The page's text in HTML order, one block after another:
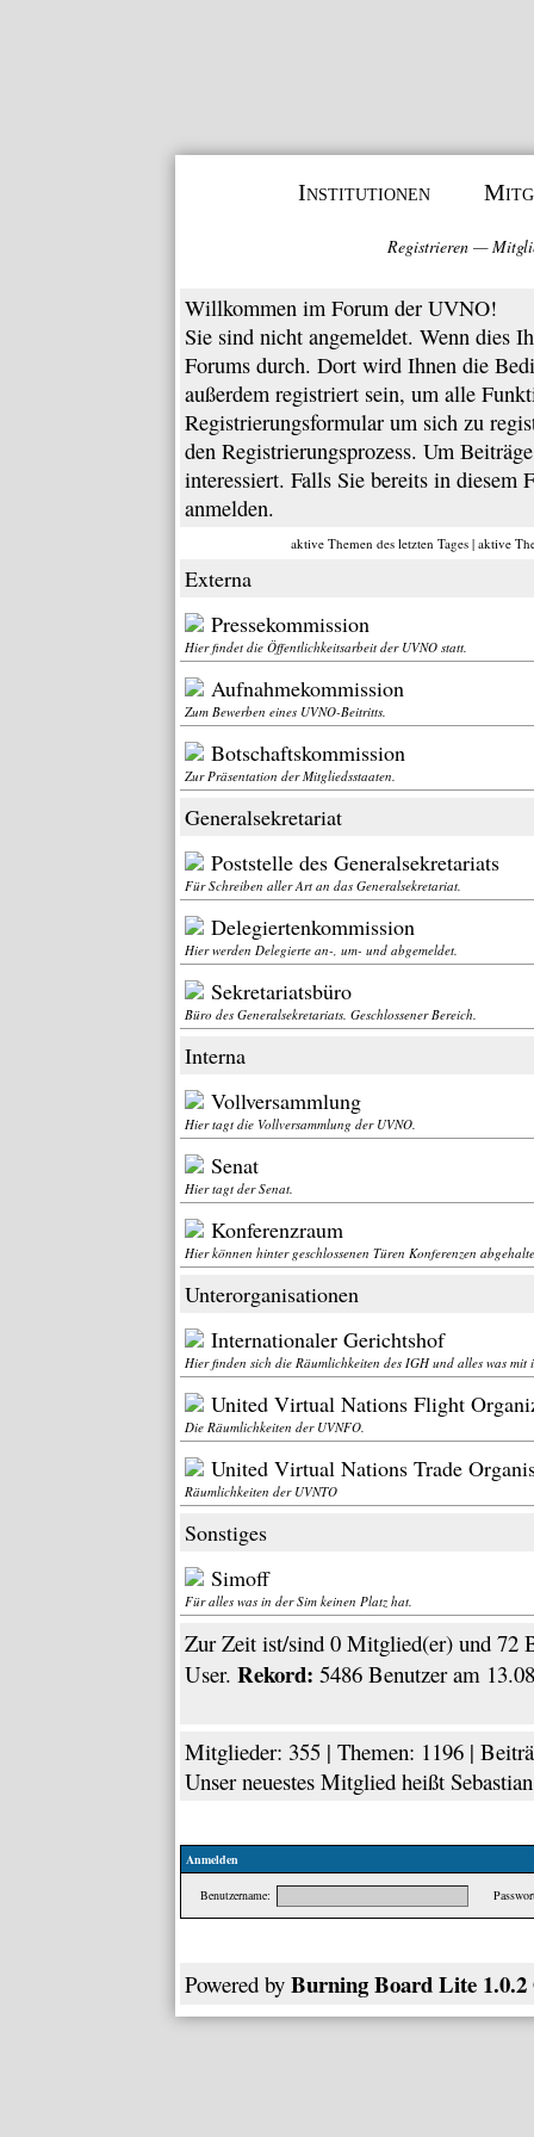
Institutionen
Registrieren—
Willkommen im Forum der UVNO!
Sie sind nicht angemeldet. Wenn dies
Forums durch. Dort wird Ihnen die
außerdem registriert sein, um alle
Registrierungsformular um sich zu
den Registrierungsprozess. Um
interessiert. Falls Sie bereits in
anmelden.
aktive Themen des letzten Tages | aktive
Externa
Pressekommission
Hier findet die Öffentlichkeitsarbeit der UVNO statt.
Aufnahmekommission
Zum Bewerben eines UVNO-Beitritts.
Botschaftskommission
Zur Präsentation der Mitgliedsstaaten.
Generalsekretariat
Poststelle des Generalsekretariats
Für Schreiben aller Art an das Generalsekretariat.
Delegiertenkommission
Hier werden Delegierte an-, um- und abgemeldet.
Sekretariatsbüro
Büro des Generalsekretariats. Geschlossener Bereich.
Interna
Vollversammlung
Hier tagt die Vollversammlung der UVNO.
Senat
Hier tagt der Senat.
Konferenzraum
Hier können hinter geschlossenen Türen Konferenzen
Unterorganisationen
Internationaler Gerichtshof
Hier finden sich die Räumlichkeiten des IGH und alles was mit
United Virtual Nations Flight
Die Räumlichkeiten der UVNFO.
United Virtual Nations Trade
Räumlichkeiten der UVNTO
Sonstiges
Simoff
Für alles was in der Sim keinen Platz hat.
Zur Zeit ist/sind 0 Mitglied(er) und 72
User. Rekord: 5486 Benutzer am
Mitglieder: 355 | Themen: 1196 |
Unser neuestes Mitglied heißt
Anmelden
Benutzername:
Powered by Burning Board Lite 1.0.2